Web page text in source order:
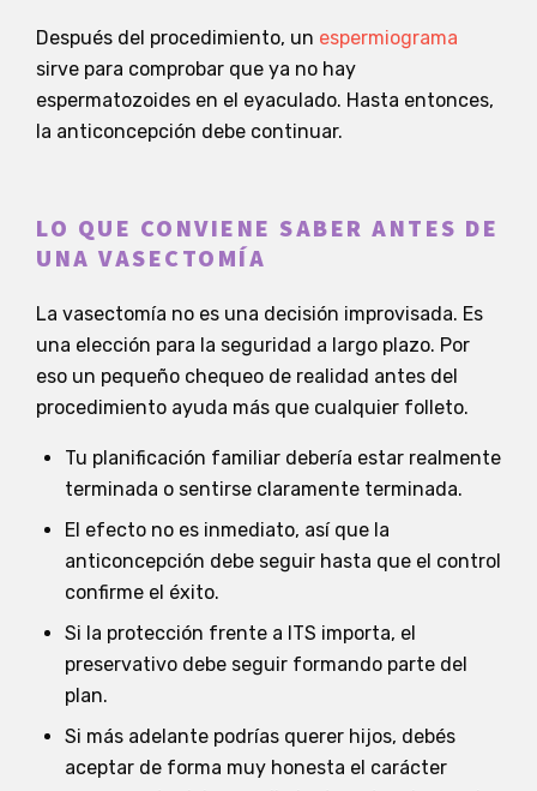
Después del procedimiento, un espermiograma
sirve para comprobar que ya no hay
espermatozoides en el eyaculado. Hasta entonces,
la anticoncepción debe continuar.
LO QUE CONVIENE SABER ANTES DE
UNA VASECTOMÍA
La vasectomía no es una decisión improvisada. Es
una elección para la seguridad a largo plazo. Por
eso un pequeño chequeo de realidad antes del
procedimiento ayuda más que cualquier folleto.
Tu planificación familiar debería estar realmente
terminada o sentirse claramente terminada.
El efecto no es inmediato, así que la
anticoncepción debe seguir hasta que el control
confirme el éxito.
Si la protección frente a ITS importa, el
preservativo debe seguir formando parte del
plan.
Si más adelante podrías querer hijos, debés
aceptar de forma muy honesta el carácter